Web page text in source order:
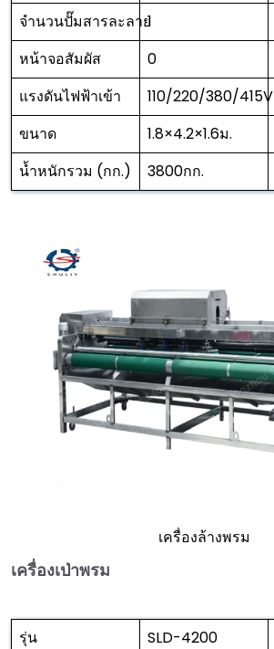
จำนวนปั๊มสารละลาย1
หน้าจอสัมผัส
0
แรงดันไฟฟ้าเข้า
110/220/380/415V
ขนาด
1.8×4.2×1.6ม.
น้ำหนักรวม (กก.)
3800กก.
เครื่องล้างพรม
เครื่องเป่าพรม
รุ่น SLD-4200